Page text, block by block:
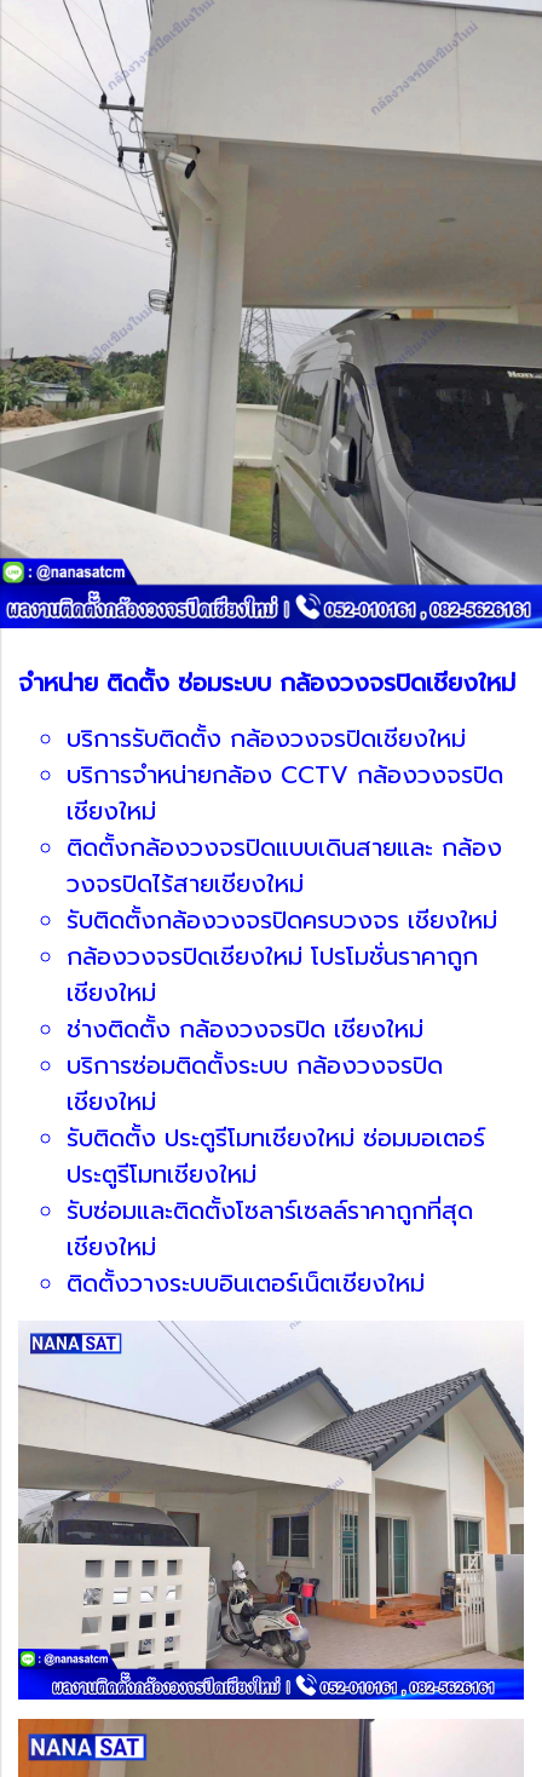
จำหน่าย ติดตั้ง ซ่อมระบบ กล้องวงจรปิดเชียงใหม่
บริการรับติดตั้ง กล้องวงจรปิดเชียงใหม่
บริการจำหน่ายกล้อง CCTV กล้องวงจรปิด
เชียงใหม่
ติดตั้งกล้องวงจรปิดแบบเดินสายและ กล้อง
วงจรปิดไร้สายเชียงใหม่
รับติดตั้งกล้องวงจรปิดครบวงจร เชียงใหม่
กล้องวงจรปิดเชียงใหม่ โปรโมชั่นราคาถูก
เชียงใหม่
ช่างติดตั้ง กล้องวงจรปิด เชียงใหม่
บริการซ่อมติดตั้งระบบ กล้องวงจรปิด
เชียงใหม่
รับติดตั้ง ประตูรีโมทเชียงใหม่ ซ่อมมอเตอร์
ประตูรีโมทเชียงใหม่
รับซ่อมและติดตั้งโซลาร์เซลล์ราคาถูกที่สุด
เชียงใหม่
ติดตั้งวางระบบอินเตอร์เน็ตเชียงใหม่